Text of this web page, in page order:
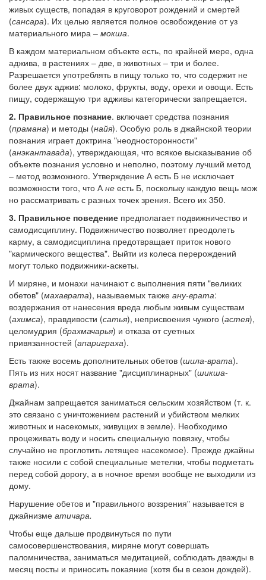
живых существ, попадая в круговорот рождений и смертей
(сансара). Их целью является полное освобождение от уз
материального мира – мокша.
В каждом материальном объекте есть, по крайней мере, одна
аджива, в растениях – две, в животных – три и более.
Разрешается употреблять в пищу только то, что содержит не
более двух аджив: молоко, фрукты, воду, орехи и овощи. Есть
пищу, содержащую три адживы категорически запрещается.
2. Правильное познание. включает средства познания
(прамана) и методы (найя). Особую роль в джайнской теории
познания играет доктрина "неодносторонности"
(анэкантавада), утверждающая, что всякое высказывание об
объекте познания условно и неполно, поэтому лучший метод
– метод возможного. Утверждение А есть Б не исключает
возможности того, что Ане есть Б, поскольку каждую вещь мож
но рассматривать с разных точек зрения. Всего их 350.
3. Правильное поведение предполагает подвижничество и
самодисциплину. Подвижничество позволяет преодолеть
карму, а самодисциплина предотвращает приток нового
"кармического вещества". Выйти из колеса перерождений
могут только подвижники-аскеты.
И миряне, и монахи начинают с выполнения пяти "великих
обетов" (махаврата), называемых также ану-врата:
воздержания от нанесения вреда любым живым существам
(ахимса), правдивости (сатья), неприсвоения чужого (астея),
целомудрия (брахмачарья) и отказа от суетных
привязанностей (апариграха).
Есть также восемь дополнительных обетов (шила-врата).
Пять из них носят название "дисциплинарных" (шикша-
врата).
Джайнам запрещается заниматься сельским хозяйством (т. к.
это связано с уничтожением растений и убийством мелких
животных и насекомых, живущих в земле). Необходимо
процеживать воду и носить специальную повязку, чтобы
случайно не проглотить летящее насекомое). Прежде джайны
также носили с собой специальные метелки, чтобы подметать
перед собой дорогу, а в ночное время вообще не выходили из
дому.
Нарушение обетов и "правильного воззрения" называется в
джайнизме атичара.
Чтобы еще дальше продвинуться по пути
самосовершенствования, миряне могут совершать
паломничества, заниматься медитацией, соблюдать дважды в
месяц посты и приносить покаяние (хотя бы в сезон дождей).